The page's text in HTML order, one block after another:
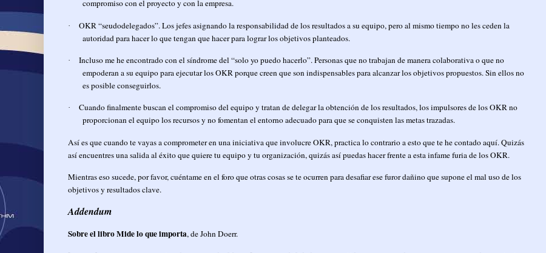
compromiso con el proyecto y con la empresa.
·
OKR “seudodelegados”. Los jefes asignando la responsabilidad de los resultados a su equipo, pero al mismo tiempo no les ceden la
autoridad para hacer lo que tengan que hacer para lograr los objetivos planteados.
·
Incluso me he encontrado con el síndrome del “solo yo puedo hacerlo”. Personas que no trabajan de manera colaborativa o que no
empoderan a su equipo para ejecutar los OKR porque creen que son indispensables para alcanzar los objetivos propuestos. Sin ellos no
es posible conseguirlos.
·
Cuando finalmente buscan el compromiso del equipo y tratan de delegar la obtención de los resultados, los impulsores de los OKR no
proporcionan el equipo los recursos y no fomentan el entorno adecuado para que se conquisten las metas trazadas.
Así es que cuando te vayas a comprometer en una iniciativa que involucre OKR, practica lo contrario a esto que te he contado aquí. Quizás
así encuentres una salida al éxito que quiere tu equipo y tu organización, quizás así puedas hacer frente a esta infame furia de los OKR.
Mientras eso sucede, por favor, cuéntame en el foro que otras cosas se te ocurren para desafiar ese furor dañino que supone el mal uso de los
objetivos y resultados clave.
Addendum
Sobre el libro Mide lo que importa, de John Doerr.